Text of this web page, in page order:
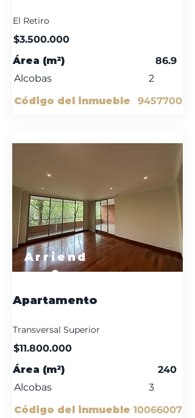
El Retiro
$3.500.000
86.9
Área (m²)
Alcobas
2
Código del inmueble
9457700
Arriend
o
Apartamento
Transversal Superior
$11.800.000
240
Área (m²)
Alcobas
3
Código del inmueble 10066007